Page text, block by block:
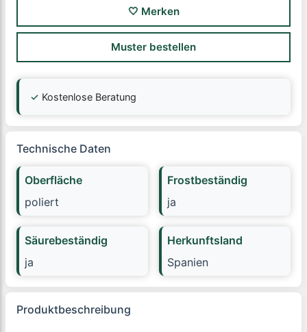
🤍 Merken
Muster bestellen
✓ Kostenlose Beratung
Technische Daten
Oberfläche
poliert
Frostbeständig
ja
Säurebeständig
ja
Herkunftsland
Spanien
Produktbeschreibung